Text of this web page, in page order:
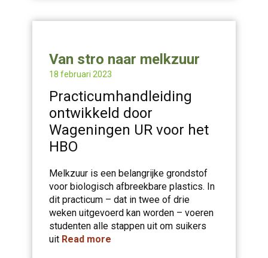
Van stro naar melkzuur
18 februari 2023
Practicumhandleiding
ontwikkeld door
Wageningen UR voor het
HBO
Melkzuur is een belangrijke grondstof
voor biologisch afbreekbare plastics. In
dit practicum – dat in twee of drie
weken uitgevoerd kan worden – voeren
studenten alle stappen uit om suikers
uit Read more